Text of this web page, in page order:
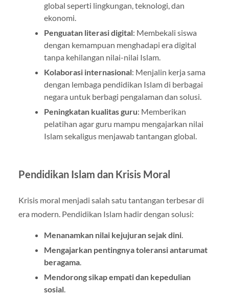
global seperti lingkungan, teknologi, dan
ekonomi.
Penguatan literasi digital: Membekali siswa
dengan kemampuan menghadapi era digital
tanpa kehilangan nilai-nilai Islam.
Kolaborasi internasional: Menjalin kerja sama
dengan lembaga pendidikan Islam di berbagai
negara untuk berbagi pengalaman dan solusi.
Peningkatan kualitas guru: Memberikan
pelatihan agar guru mampu mengajarkan nilai
Islam sekaligus menjawab tantangan global.
Pendidikan Islam dan Krisis Moral
Krisis moral menjadi salah satu tantangan terbesar di
era modern. Pendidikan Islam hadir dengan solusi:
Menanamkan nilai kejujuran sejak dini.
Mengajarkan pentingnya toleransi antarumat
beragama.
Mendorong sikap empati dan kepedulian
sosial.